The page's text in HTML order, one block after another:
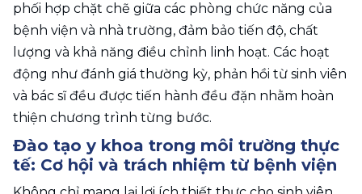
phối hợp chặt chẽ giữa các phòng chức năng của
bệnh viện và nhà trường, đảm bảo tiến độ, chất
lượng và khả năng điều chỉnh linh hoạt. Các hoạt
động như đánh giá thường kỳ, phản hồi từ sinh viên
và bác sĩ đều được tiến hành đều đặn nhằm hoàn
thiện chương trình từng bước.
Đào tạo y khoa trong môi trường thực
tế: Cơ hội và trách nhiệm từ bệnh viện